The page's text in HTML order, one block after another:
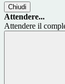
Chiudi
Attendere...
Attendere il